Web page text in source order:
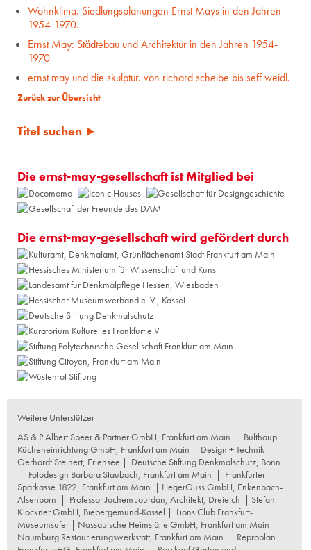
Wohnklima. Siedlungsplanungen Ernst Mays in den Jahren
1954-1970.
Ernst May: Städtebau und Architektur in den Jahren 1954-
1970
ernst may und die skulptur. von richard scheibe bis seff weidl.
Zurück zur Übersicht
Titel suchen ►
Die ernst-may-gesellschaft ist Mitglied bei
Die ernst-may-gesellschaft wird gefördert durch
Weitere Unterstützer
AS & P Albert Speer & Partner GmbH, Frankfurt am Main | Bulthaup
Kücheneinrichtung GmbH, Frankfurt am Main | Design + Technik
Gerhardt Steinert, Erlensee | Deutsche Stiftung Denkmalschutz, Bonn
| Fotodesign Barbara Staubach, Frankfurt am Main | Frankfurter
Sparkasse 1822, Frankfurt am Main | HegerGuss GmbH, Enkenbach-
Alsenborn | Professor Jochem Jourdan, Architekt, Dreieich | Stefan
Klöckner GmbH, Biebergemünd-Kassel | Lions Club Frankfurt-
Museumsufer | Nassauische Heimstätte GmbH, Frankfurt am Main |
Naumburg Restaurierungswerkstatt, Frankfurt am Main | Reproplan